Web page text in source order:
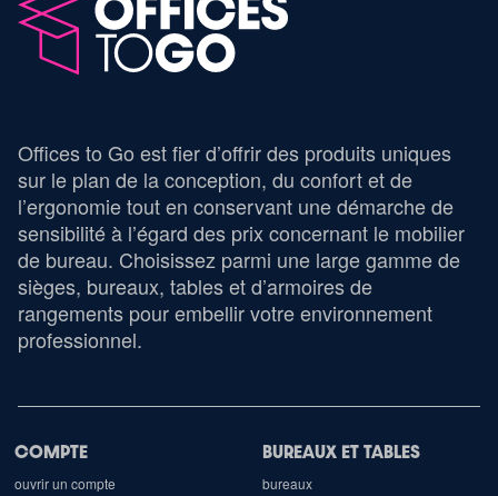
COMPTE
ouvrir un compte
BUREAUX ET TABLES
bureaux
Offices to Go est fier d’offrir des produits uniques
sur le plan de la conception, du confort et de
l’ergonomie tout en conservant une démarche de
sensibilité à l’égard des prix concernant le mobilier
de bureau. Choisissez parmi une large gamme de
sièges, bureaux, tables et d’armoires de
rangements pour embellir votre environnement
professionnel.